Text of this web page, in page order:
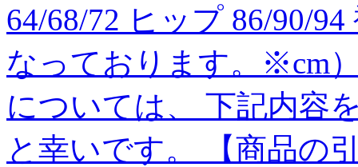
64/68/72 ヒップ 86/90/
なっております。※cm
については、 下記内容
と幸いです。 【商品の